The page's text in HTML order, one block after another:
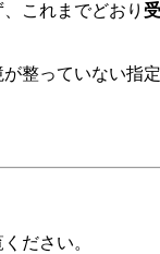
これまでどおり
っていない指
ださい。